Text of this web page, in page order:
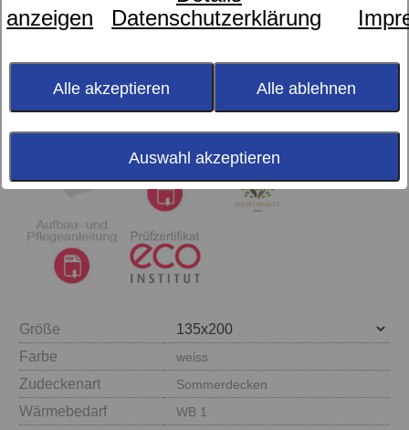
anzeigen
Datenschutzerklärung
Alle akzeptieren Alle ablehnen
Auswahl akzeptieren
Größe
Farbe
weiss
Zudeckenart Sommerdecken
Wärmebedarf WB 1